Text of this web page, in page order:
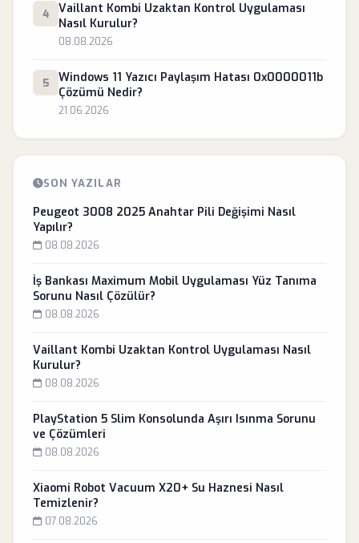
4
Vaillant Kombi Uzaktan Kontrol Uygulaması
Nasıl Kurulur?
08.08.2026
5
Windows 11 Yazıcı Paylaşım Hatası 0x0000011b
Çözümü Nedir?
21.06.2026
SON YAZILAR
Peugeot 3008 2025 Anahtar Pili Değişimi Nasıl
Yapılır?
08.08.2026
İş Bankası Maximum Mobil Uygulaması Yüz Tanıma
Sorunu Nasıl Çözülür?
08.08.2026
Vaillant Kombi Uzaktan Kontrol Uygulaması Nasıl
Kurulur?
08.08.2026
PlayStation 5 Slim Konsolunda Aşırı Isınma Sorunu
ve Çözümleri
08.08.2026
Xiaomi Robot Vacuum X20+ Su Haznesi Nasıl
Temizlenir?
07.08.2026